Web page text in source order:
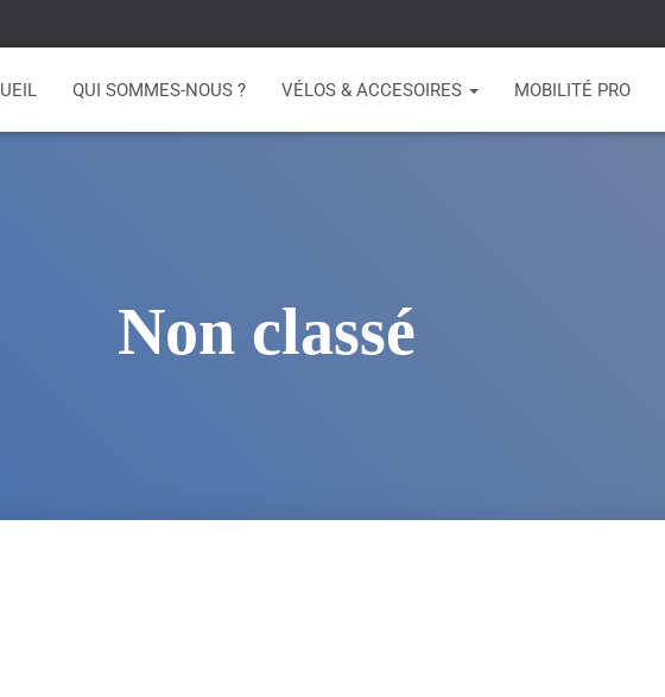
QUI SOMMES-NOUS ? VÉLOS & ACCESOIRES MOBILITÉ PRO
Non classé